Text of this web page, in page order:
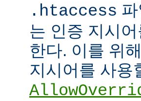
.htaccess
는 인증 지시
한다. 이를 위
지시어를 사용